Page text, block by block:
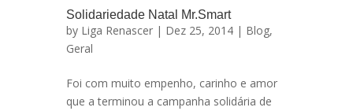
Solidariedade Natal Mr.Smart
by Liga Renascer | Dez 25, 2014 | Blog,
Geral
Foi com muito empenho, carinho e amor
que a terminou a campanha solidária de